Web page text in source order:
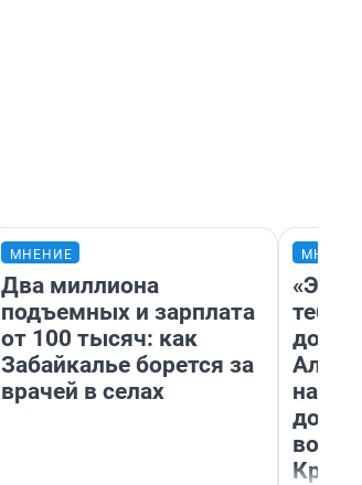
МНЕНИЕ
Два миллиона
подъемных и зарплата
от 100 тысяч: как
Забайкалье борется за
врачей в селах
«Эй,
на